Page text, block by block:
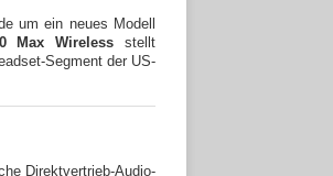
um ein neues Modell
Max Wireless stellt
Segment der US-
Direktvertrieb-Audio-